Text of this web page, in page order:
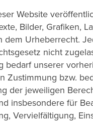
Website
Bilder, Grafiken,
dem Urheberrecht.
nicht
bedarf unserer
Zustimmung bzw.
der jeweiligen
insbesondere für
Vervielfältigung,